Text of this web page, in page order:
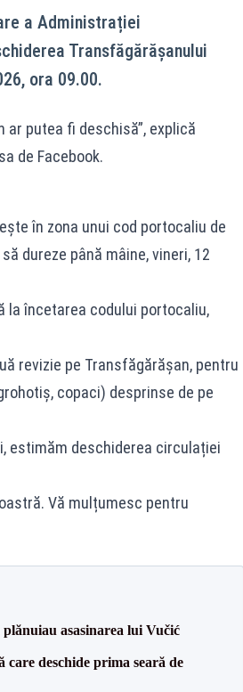
a Administrației
Transfăgărășanului
ora 09.00.
putea fi deschisă”, explică
de Facebook.
în zona unui cod portocaliu de
dureze până mâine, vineri, 12
la încetarea codului portocaliu,
revizie pe Transfăgărășan, pentru
copaci) desprinse de pe
estimăm deschiderea circulației
Vă mulțumesc pentru
asasinarea lui Vučić
deschide prima seară de